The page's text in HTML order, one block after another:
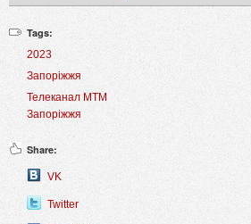
Tags:
2023
Запоріжжя
Телеканал МТМ
Запоріжжя
Share:
VK
Twitter